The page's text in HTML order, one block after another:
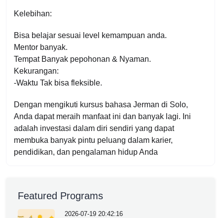
Kelebihan:
Bisa belajar sesuai level kemampuan anda.
Mentor banyak.
Tempat Banyak pepohonan & Nyaman.
Kekurangan:
-Waktu Tak bisa fleksible.
Dengan mengikuti kursus bahasa Jerman di Solo,
Anda dapat meraih manfaat ini dan banyak lagi. Ini
adalah investasi dalam diri sendiri yang dapat
membuka banyak pintu peluang dalam karier,
pendidikan, dan pengalaman hidup Anda
Featured Programs
2026-07-19 20:42:16